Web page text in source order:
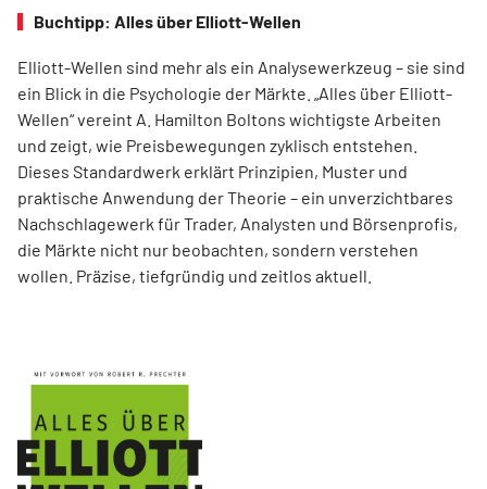
Buchtipp: Alles über Elliott-Wellen
Elliott-Wellen sind mehr als ein Analysewerkzeug – sie sind
ein Blick in die Psychologie der Märkte. „Alles über Elliott-
Wellen“ vereint A. Hamilton Boltons wichtigste Arbeiten
und zeigt, wie Preisbewegungen zyklisch entstehen.
Dieses Standardwerk erklärt Prinzipien, Muster und
praktische Anwendung der Theorie – ein unverzichtbares
Nachschlagewerk für Trader, Analysten und Börsenprofis,
die Märkte nicht nur beobachten, sondern verstehen
wollen. Präzise, tiefgründig und zeitlos aktuell.